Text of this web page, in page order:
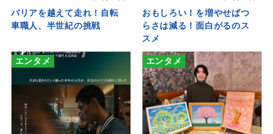
バリアを越えて走れ！自転
車職人、半世紀の挑戦
おもしろい！を増やせばつ
らさは減る！面白がるのス
スメ
エンタメ エンタメ